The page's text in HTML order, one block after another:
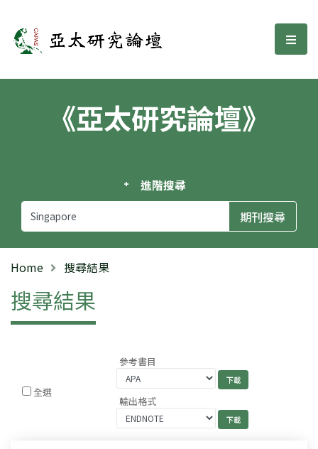
亞太研究論壇 選
《亞太研究論壇》
進階搜尋
Home 搜尋結果
搜尋結果
全選
參考書目
輸出格式